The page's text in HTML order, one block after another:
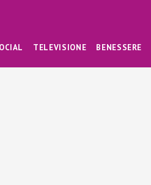
TELEVISIONE BENESSERE